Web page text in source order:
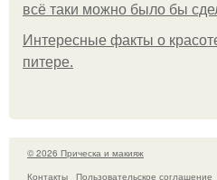
всё таки можно было бы
Интересные факты о
питере.
© 2026 Прическа и макияж
Контакты
Пользовательское соглашение